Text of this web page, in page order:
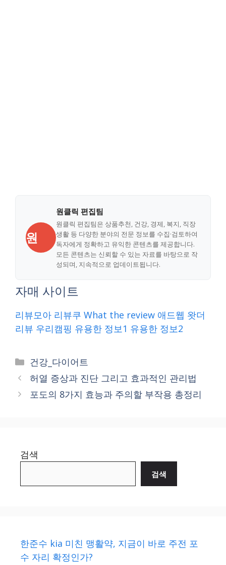
원
원클릭 편집팀
원클릭 편집팀은 상품추천, 건강, 경제, 복지, 직장
생활 등 다양한 분야의 전문 정보를 수집·검토하여
독자에게 정확하고 유익한 콘텐츠를 제공합니다.
모든 콘텐츠는 신뢰할 수 있는 자료를 바탕으로 작
성되며, 지속적으로 업데이트됩니다.
자매 사이트
리뷰모아 리뷰쿠 What the review 애드웹 왓더
리뷰 우리캠핑 유용한 정보1 유용한 정보2
Categories
건강_다이어트
허열 증상과 진단 그리고 효과적인 관리법
포도의 8가지 효능과 주의할 부작용 총정리
검색
검색
한준수 kia 미친 맹활약, 지금이 바로 주전 포
수 자리 확정인가?